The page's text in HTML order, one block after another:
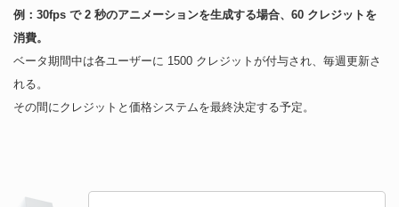
例：30fps で 2 秒のアニメーションを生成する場合、60 クレジットを
消費。
ベータ期間中は各ユーザーに 1500 クレジットが付与され、毎週更新さ
れる。
その間にクレジットと価格システムを最終決定する予定。